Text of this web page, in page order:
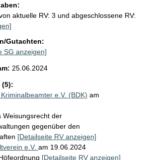
aktuelle RV: 3 und abgeschlossene RV:
Gutachten:
SG anzeigen]
25.06.2024
(5):
e.V. (BDK) am
Weisungsrecht der
gegenüber den
[Detailseite RV anzeigen]
e.V. am 19.06.2024
[Detailseite RV anzeigen]